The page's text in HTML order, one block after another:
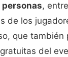
,
de los
que también
del